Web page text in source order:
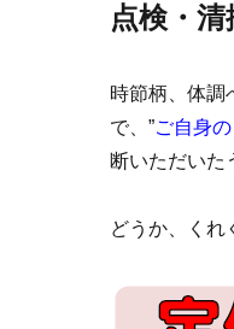
点検・
時節柄、体調
で、”ご自身
断いただいた
どうか、くれ